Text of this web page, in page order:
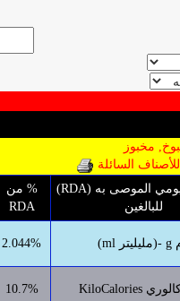
الإحتياج اليومي الموصى به (RDA)
للبالغين
% من
RDA
2.044%
10.7%